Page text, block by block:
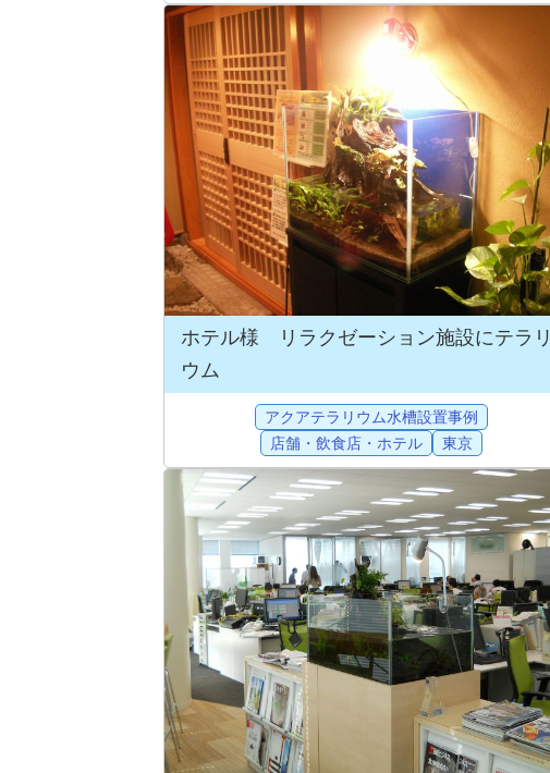
ホテル様 リラクゼーション施設にテラリ
ウム
アクアテラリウム水槽設置事例
店舗・飲食店・ホテル
東京